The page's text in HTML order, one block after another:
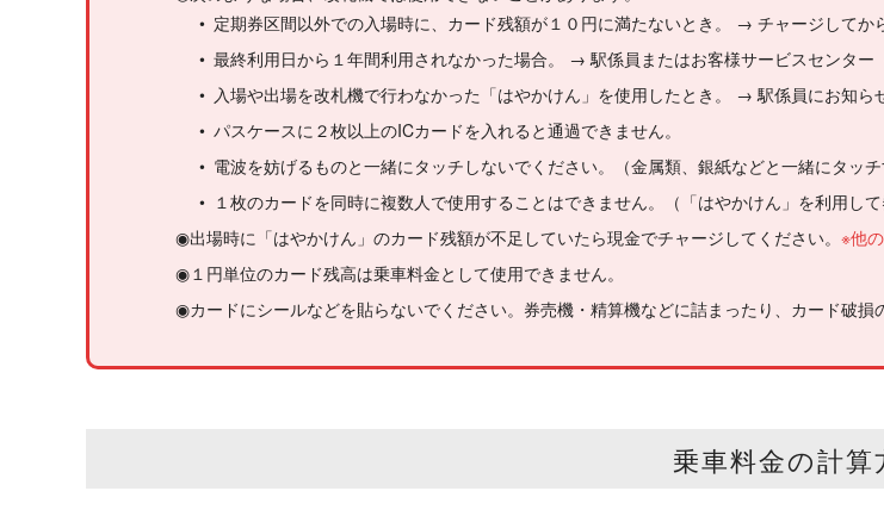
• 定期券区間以外での入場時に、カード残額が１０円に満たないとき。 → チャージしてか
• 最終利用日から１年間利用されなかった場合。 → 駅係員またはお客様サービスセンター
• 入場や出場を改札機で行わなかった「はやかけん」を使用したとき。 → 駅係員にお知ら
• パスケースに２枚以上のICカードを入れると通過できません。
• 電波を妨げるものと一緒にタッチしないでください。（金属類、銀紙などと一緒にタッ
• １枚のカードを同時に複数人で使用することはできません。（「はやかけん」を利用し
◉出場時に「はやかけん」のカード残額が不足していたら現金でチャージしてください。 ※他
◉１円単位のカード残高は乗車料金として使用できません。
◉カードにシールなどを貼らないでください。券売機・精算機などに詰まったり、カード破損
乗車料金の計算